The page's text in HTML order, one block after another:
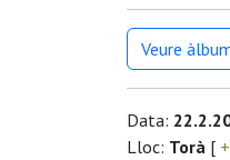
Veure
Data:
Lloc: Torà [